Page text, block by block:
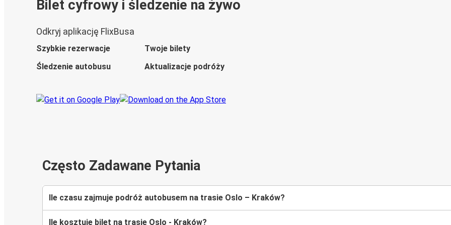
Bilet cyfrowy i śledzenie na żywo
Odkryj aplikację FlixBusa
Szybkie rezerwacje
Twoje bilety
Śledzenie autobusu
Aktualizacje podróży
Często Zadawane Pytania
Ile czasu zajmuje podróż autobusem na trasie Oslo – Kraków?
Ile kosztuje bilet na trasie Oslo - Kraków?